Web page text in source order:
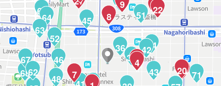
71
69
68
67
64
63
62
53
52
51
48
46
45
44
43
42
40
38
36
29
28
26
24
22
20
10
9
8
7
6
5
4